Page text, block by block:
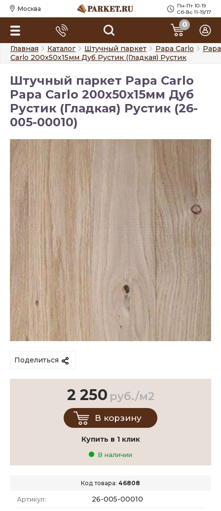
Москва
Пн-Пт 10-19
Сб-Вс 11-19/17
0
Главная Каталог Штучный паркет Papa Carlo
Papa
Carlo 200х50х15мм Дуб Рустик (Гладкая) Рустик
Штучный паркет Papa Carlo
Papa Carlo 200х50х15мм Дуб
Рустик (Гладкая) Рустик (26-
005-00010)
Поделиться
Код товара: 46808
Артикул: 26-005-00010
2 250 руб./м2
В корзину
Купить в 1 клик
В наличии